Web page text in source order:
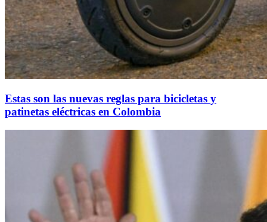
Estas son las nuevas reglas para bicicletas y
patinetas eléctricas en Colombia